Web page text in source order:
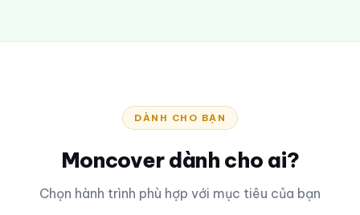
DÀNH CHO BẠN
Moncover dành cho ai?
Chọn hành trình phù hợp với mục tiêu của bạn